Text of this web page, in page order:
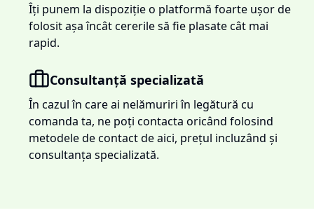
Îți punem la dispoziție o platformă foarte ușor de
folosit așa încât cererile să fie plasate cât mai
rapid.
Consultanță specializată
În cazul în care ai nelămuriri în legătură cu
comanda ta, ne poți contacta oricând folosind
metodele de contact de aici, prețul incluzând și
consultanța specializată.